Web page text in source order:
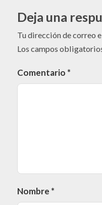
Deja una
Tu dirección de correo
Los campos
Comentario *
Nombre *